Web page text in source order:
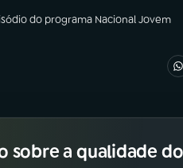
do programa Nacional Jovem
sobre a qualidade